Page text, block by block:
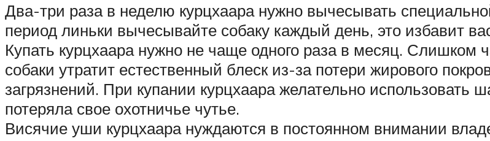
Два-три раза в неделю курцхаара нужно вычесывать
период линьки вычесывайте собаку каждый день, это избавит
Купать курцхаара нужно не чаще одного раза в месяц. Слишком
собаки утратит естественный блеск из-за потери жирового
загрязнений. При купании курцхаара желательно использовать
потеряла свое охотничье чутье.
Висячие уши курцхаара нуждаются в постоянном внимании